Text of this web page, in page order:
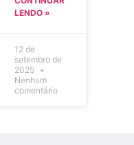
LENDO »
12 de
setembro de
2025
Nenhum
comentário